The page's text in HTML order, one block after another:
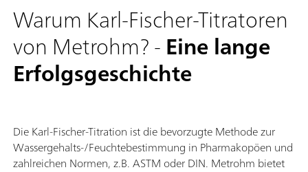
Warum Karl-Fischer-Titratoren
von Metrohm? -Eine lange
Erfolgsgeschichte
Die Karl-Fischer-Titration ist die bevorzugte Methode zur
Wassergehalts-/Feuchtebestimmung in Pharmakopöen und
zahlreichen Normen, z.B. ASTM oder DIN. Metrohm bietet